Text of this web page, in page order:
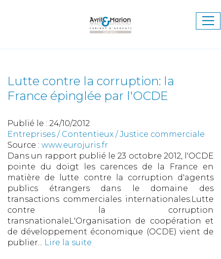
Lutte contre la corruption: la
France épinglée par l'OCDE
Publié le : 24/10/2012
Entreprises / Contentieux /Justice commerciale
Source : www.eurojuris.fr
Dans un rapport publié le 23 octobre 2012, l'OCDE
pointe du doigt les carences de la France en
matière de lutte contre la corruption d'agents
publics étrangers dans le domaine des
transactions commerciales internationales.Lutte
contre la corruption
transnationaleL'Organisation de coopération et
de développement économique (OCDE) vient de
publier... Lire la suite